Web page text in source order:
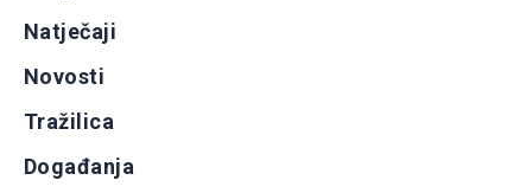
Natječaji
Novosti
Tražilica
Događanja